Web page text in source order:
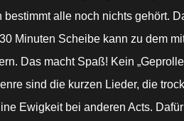
alle noch nichts gehört.
Minuten Scheibe kann zu dem
Das macht Spaß! Kein
sind die kurzen Lieder, die
Ewigkeit bei anderen Acts.